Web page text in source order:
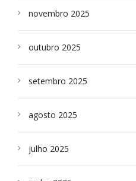
novembro 2025
outubro 2025
setembro 2025
agosto 2025
julho 2025